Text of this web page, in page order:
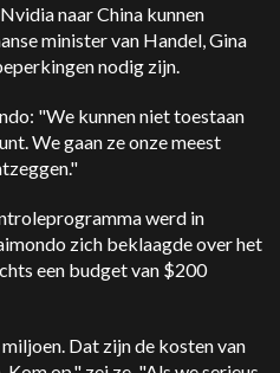
naar China kunnen
minister van Handel, Gina
nodig zijn.
"We kunnen niet toestaan
We gaan ze onze meest
werd in
zich beklaagde over het
een budget van $200
Dat zijn de kosten van